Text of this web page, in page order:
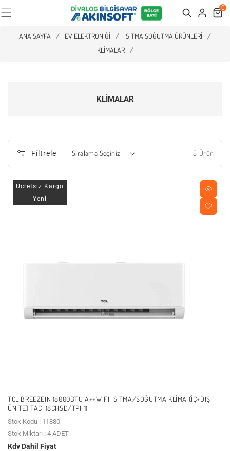
Search Cart
0
ANA SAYFA / EV ELEKTRONIĞI / ISITMA SOĞUTMA ÜRÜNLERI
/
KLIMALAR
/
KLIMALAR
Filtrele 5 Ürün
Ücretsiz Kargo
Yeni
TCL BREEZEIN 18000BTU A++WIFI ISITMA/SOĞUTMA KLIMA (İÇ+DIŞ
ÜNITE) TAC-18CHSD/TPH11
Stok Kodu : 11880
Stok Miktarı : 4 ADET
Kdv Dahil Fiyat